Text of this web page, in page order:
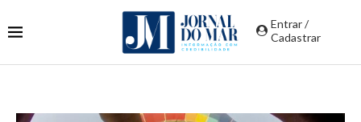
Entrar /
Cadastrar